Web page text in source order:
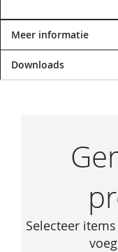
Meer informatie
Downloads
Selecteer